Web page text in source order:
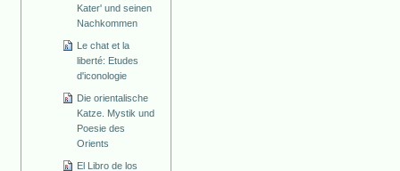
Kater' und seinen
Nachkommen
Le chat et la
liberté: Etudes
d'iconologie
Die orientalische
Katze. Mystik und
Poesie des
Orients
El Libro de los